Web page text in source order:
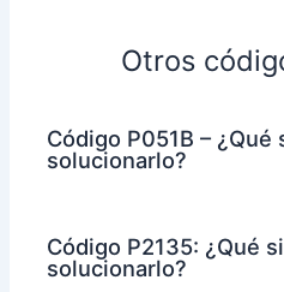
Otros
Código P051B –
solucionarlo?
Código P2135: ¿Qué
solucionarlo?